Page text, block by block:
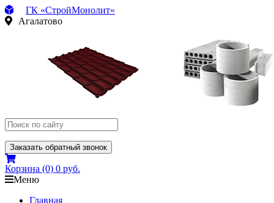
ГК «СтройМонолит»
Агалатово
Заказать обратный звонок
Корзина (0) 0 руб.
Меню
Главная